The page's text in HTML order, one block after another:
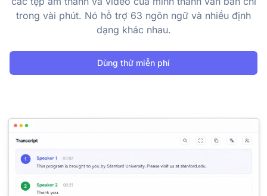
trong vài phút. Nó hỗ trợ 63 ngôn ngữ và nhiều định
dạng khác nhau.
Dùng thử miễn phí